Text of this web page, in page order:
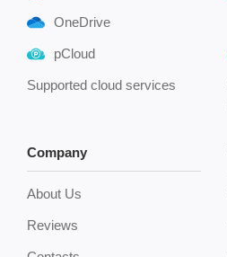
OneDrive
pCloud
Supported cloud services
Company
About Us
Reviews